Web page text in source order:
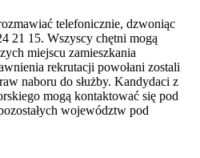
telefonicznie, dzwoniąc
21 15. Wszyscy chętni mogą
miejscu zamieszkania
rekrutacji powołani zostali
naboru do służby. Kandydaci z
mogą kontaktować się pod
województw pod